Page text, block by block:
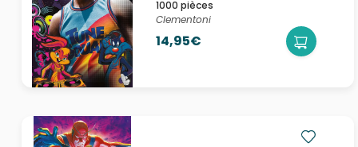
1000 pièces
Clementoni
14,95€